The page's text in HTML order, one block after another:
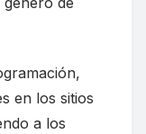
en los sitios
a los